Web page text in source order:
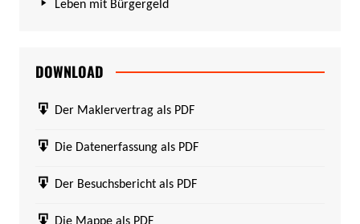
Leben mit Bürgergeld
DOWNLOAD
Der Maklervertrag als PDF
Die Datenerfassung als PDF
Der Besuchsbericht als PDF